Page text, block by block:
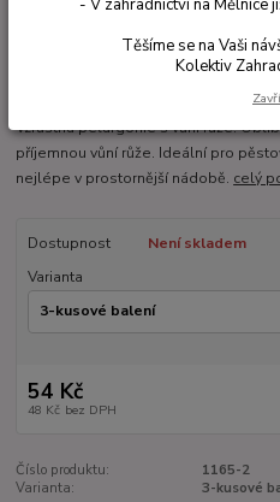
Vzrůstná pelargonie s vůni růže.
příjemnou vůní růže. Ideální pro
nejlépe v prostornější nádobě. celý
Dostupnost
Není skladem
Varianta
54 Kč
48 Kč bez DPH
Číslo produktu:
1165-2
Varianta:
3-kusové
- V zahradnictví na Mělníce
Těšíme se na Vaši
Kolektiv